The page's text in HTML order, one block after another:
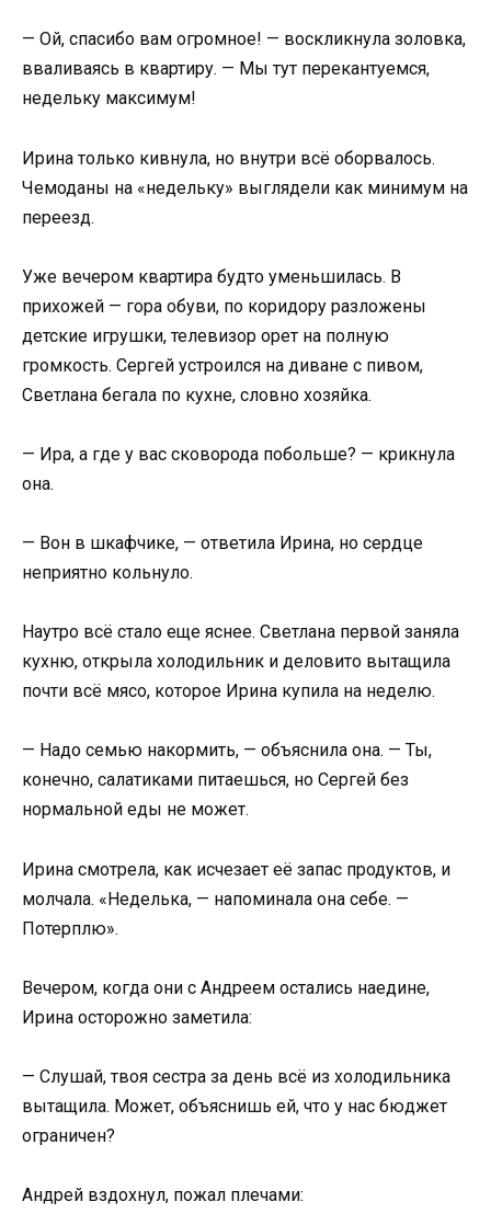
— Ой, спасибо вам огромное! — воскликнула золовка,
вваливаясь в квартиру. — Мы тут перекантуемся,
недельку максимум!
Ирина только кивнула, но внутри всё оборвалось.
Чемоданы на «недельку» выглядели как минимум на
переезд.
Уже вечером квартира будто уменьшилась. В
прихожей — гора обуви, по коридору разложены
детские игрушки, телевизор орет на полную
громкость. Сергей устроился на диване с пивом,
Светлана бегала по кухне, словно хозяйка.
— Ира, а где у вас сковорода побольше? — крикнула
она.
— Вон в шкафчике, — ответила Ирина, но сердце
неприятно кольнуло.
Наутро всё стало еще яснее. Светлана первой заняла
кухню, открыла холодильник и деловито вытащила
почти всё мясо, которое Ирина купила на неделю.
— Надо семью накормить, — объяснила она. — Ты,
конечно, салатиками питаешься, но Сергей без
нормальной еды не может.
Ирина смотрела, как исчезает её запас продуктов, и
молчала. «Неделька, — напоминала она себе. —
Потерплю».
Вечером, когда они с Андреем остались наедине,
Ирина осторожно заметила:
— Слушай, твоя сестра за день всё из холодильника
вытащила. Может, объяснишь ей, что у нас бюджет
ограничен?
Андрей вздохнул, пожал плечами: